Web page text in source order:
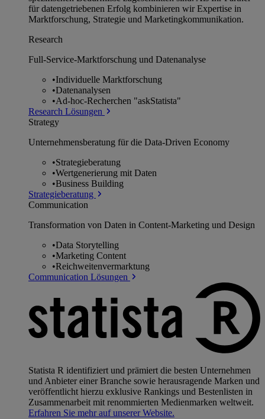
für datengetriebenen Erfolg kombinieren wir Expertise in
Marktforschung, Strategie und Marketingkommunikation.
Research
Full-Service-Marktforschung und Datenanalyse
•Individuelle Marktforschung
•Datenanalysen
•Ad-hoc-Recherchen "askStatista"
Research Lösungen
Strategy
Unternehmens­beratung für die Data-Driven Economy
•Strategieberatung
•Wertgenerierung mit Daten
•Business Building
Strategieberatung
Communication
Transformation von Daten in Content-Marketing und Design
•Data Storytelling
•Marketing Content
•Reichweitenvermarktung
Communication Lösungen
Statista R identifiziert und prämiert die besten Unternehmen
und Anbieter einer Branche sowie herausragende Marken und
veröffentlicht hierzu exklusive Rankings und Bestenlisten in
Zusammenarbeit mit renommierten Medienmarken weltweit.
Erfahren Sie mehr auf unserer Website.